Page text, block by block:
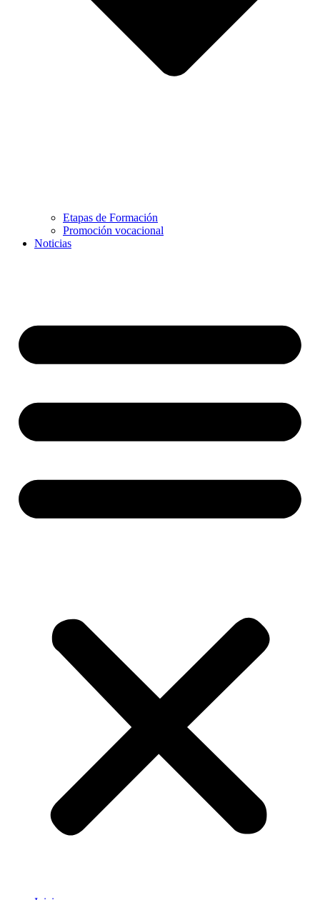
Etapas de Formación
Promoción vocacional
Noticias